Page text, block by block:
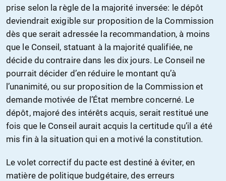
prise selon la règle de la majorité inversée: le dépôt
deviendrait exigible sur proposition de la Commission
dès que serait adressée la recommandation, à moins
que le Conseil, statuant à la majorité qualifiée, ne
décide du contraire dans les dix jours. Le Conseil ne
pourrait décider d’en réduire le montant qu’à
l’unanimité, ou sur proposition de la Commission et
demande motivée de l’État membre concerné. Le
dépôt, majoré des intérêts acquis, serait restitué une
fois que le Conseil aurait acquis la certitude qu’il a été
mis fin à la situation qui en a motivé la constitution.
Le volet correctif du pacte est destiné à éviter, en
matière de politique budgétaire, des erreurs